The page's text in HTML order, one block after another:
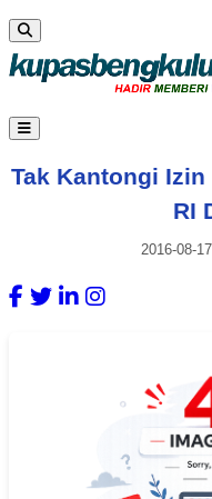
Tak Kantongi
RI
2016-08-17